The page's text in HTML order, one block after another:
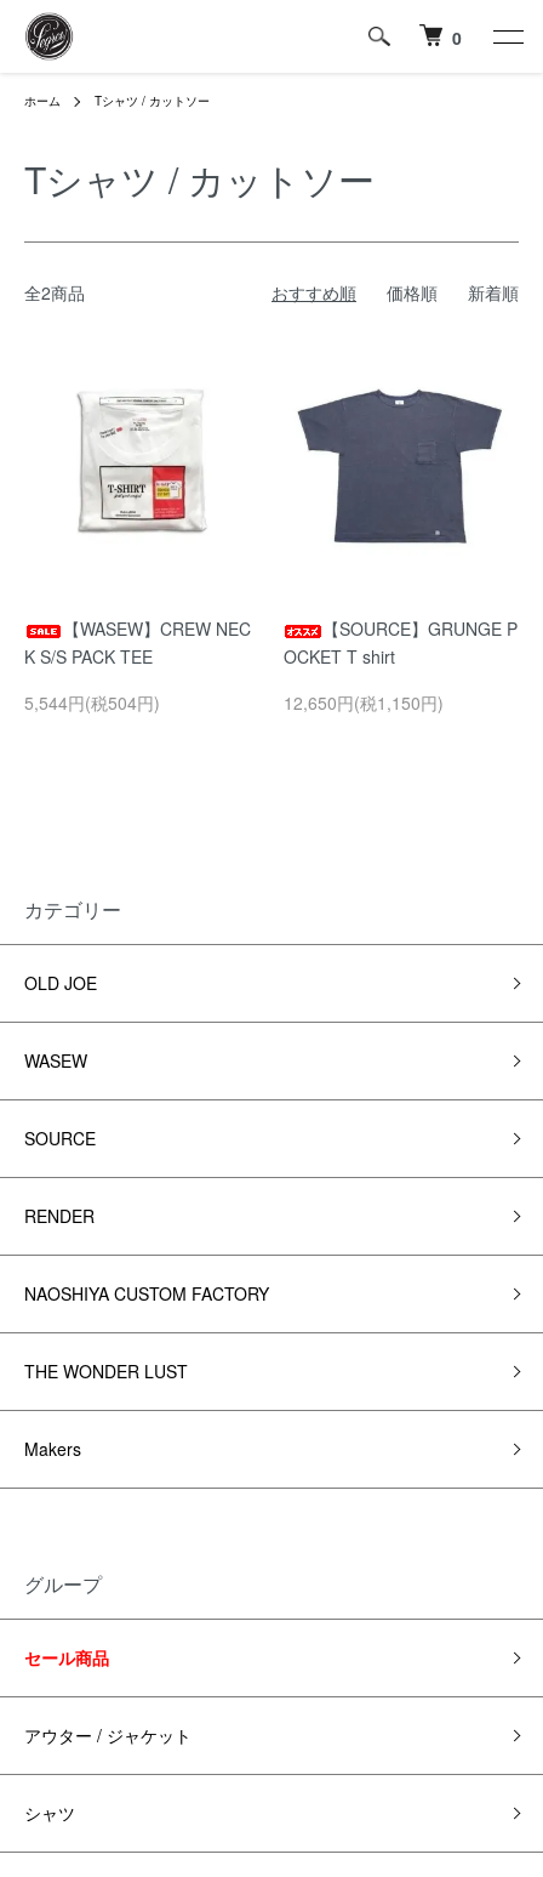
0
ホーム Tシャツ / カットソー
Tシャツ / カットソー
全2商品 おすすめ順 価格順 新着順
【WASEW】CREW NEC
K S/S PACK TEE
5,544円(税504円)
【SOURCE】GRUNGE P
OCKET T shirt
12,650円(税1,150円)
カテゴリー
OLD JOE
WASEW
SOURCE
RENDER
NAOSHIYA CUSTOM FACTORY
THE WONDER LUST
Makers
グループ
セール商品
アウター / ジャケット
シャツ